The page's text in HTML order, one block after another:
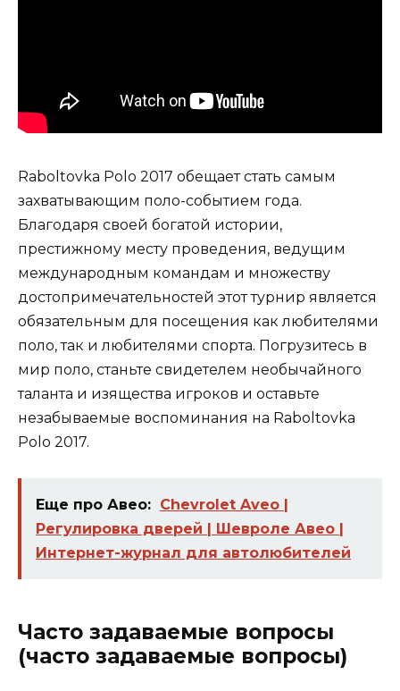
Raboltovka Polo 2017 обещает стать самым
захватывающим поло-событием года.
Благодаря своей богатой истории,
престижному месту проведения, ведущим
международным командам и множеству
достопримечательностей этот турнир является
обязательным для посещения как любителями
поло, так и любителями спорта. Погрузитесь в
мир поло, станьте свидетелем необычайного
таланта и изящества игроков и оставьте
незабываемые воспоминания на Raboltovka
Polo 2017.
Еще про Авео: Chevrolet Aveo |
Регулировка дверей | Шевроле Авео |
Интернет-журнал для автолюбителей
Часто задаваемые вопросы
(часто задаваемые вопросы)